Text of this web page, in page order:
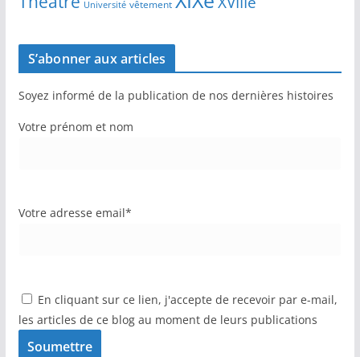
Université vêtement
S’abonner aux articles
Soyez informé de la publication de nos dernières histoires
Votre prénom et nom
Votre adresse email*
En cliquant sur ce lien, j'accepte de recevoir par e-mail,
les articles de ce blog au moment de leurs publications